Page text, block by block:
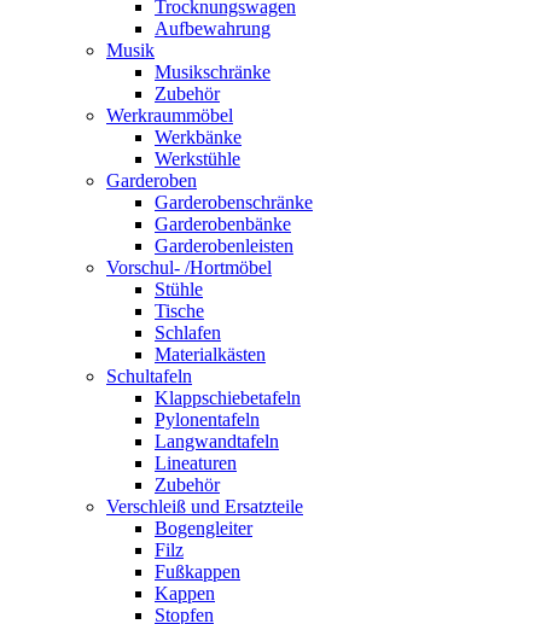
Trocknungswagen
Aufbewahrung
Musik
Musikschränke
Zubehör
Werkraummöbel
Werkbänke
Werkstühle
Garderoben
Garderobenschränke
Garderobenbänke
Garderobenleisten
Vorschul- /Hortmöbel
Stühle
Tische
Schlafen
Materialkästen
Schultafeln
Klappschiebetafeln
Pylonentafeln
Langwandtafeln
Lineaturen
Zubehör
Verschleiß und Ersatzteile
Bogengleiter
Filz
Fußkappen
Kappen
Stopfen